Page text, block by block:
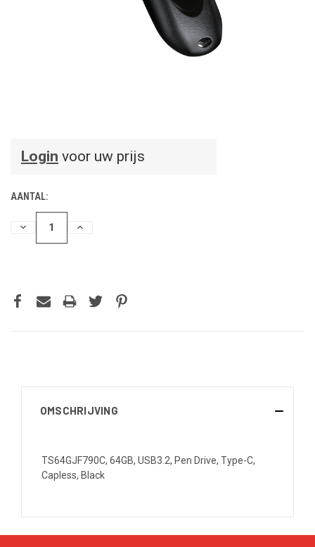
Login voor uw prijs
AANTAL:
HOEVEELHEIDHOEVEELHEID
OMSCHRIJVING
TS64GJF790C, 64GB, USB3.2, Pen Drive, Type-C,
Capless, Black